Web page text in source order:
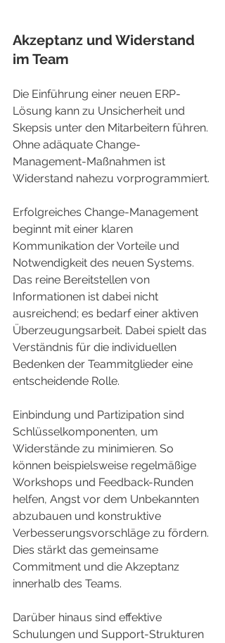
Akzeptanz und Widerstand
im Team
Die Einführung einer neuen ERP-
Lösung kann zu Unsicherheit und
Skepsis unter den Mitarbeitern führen.
Ohne adäquate Change-
Management-Maßnahmen ist
Widerstand nahezu vorprogrammiert.
Erfolgreiches Change-Management
beginnt mit einer klaren
Kommunikation der Vorteile und
Notwendigkeit des neuen Systems.
Das reine Bereitstellen von
Informationen ist dabei nicht
ausreichend; es bedarf einer aktiven
Überzeugungsarbeit. Dabei spielt das
Verständnis für die individuellen
Bedenken der Teammitglieder eine
entscheidende Rolle.
Einbindung und Partizipation sind
Schlüsselkomponenten, um
Widerstände zu minimieren. So
können beispielsweise regelmäßige
Workshops und Feedback-Runden
helfen, Angst vor dem Unbekannten
abzubauen und konstruktive
Verbesserungsvorschläge zu fördern.
Dies stärkt das gemeinsame
Commitment und die Akzeptanz
innerhalb des Teams.
Darüber hinaus sind effektive
Schulungen und Support-Strukturen